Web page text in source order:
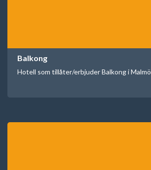
Balkong
Hotell som tillåter/erbjuder Balkong i Malmö